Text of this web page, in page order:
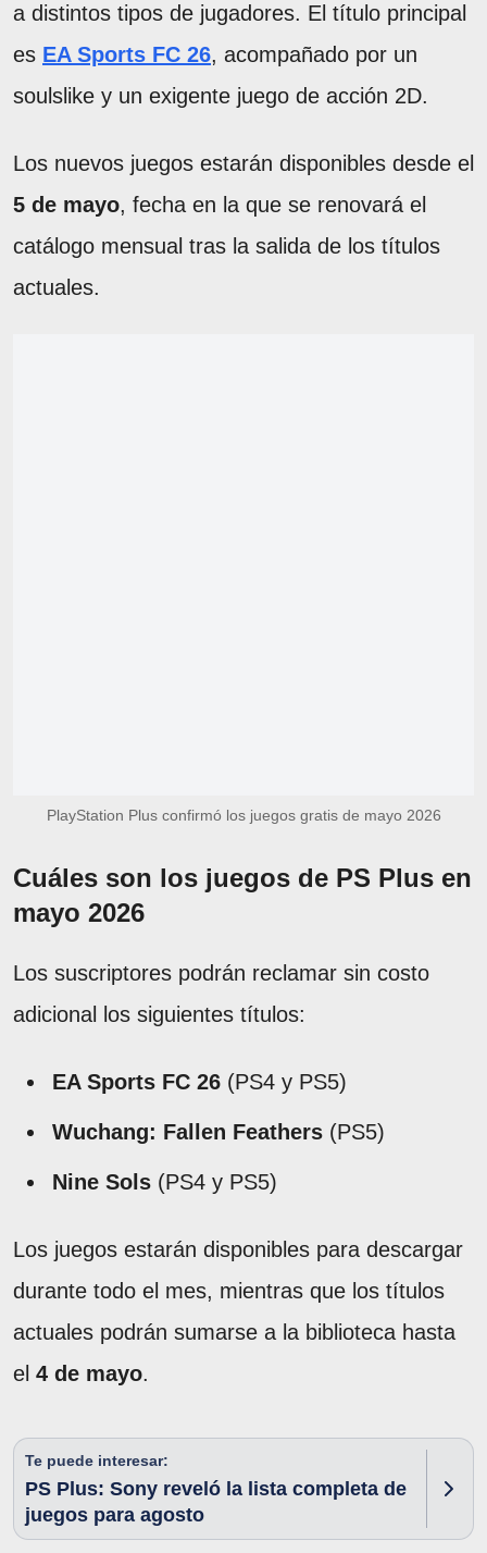
a distintos tipos de jugadores. El título principal
es EA Sports FC 26, acompañado por un
soulslike y un exigente juego de acción 2D.
Los nuevos juegos estarán disponibles desde el
5 de mayo, fecha en la que se renovará el
catálogo mensual tras la salida de los títulos
actuales.
PlayStation Plus confirmó los juegos gratis de mayo 2026
Cuáles son los juegos de PS Plus en
mayo 2026
Los suscriptores podrán reclamar sin costo
adicional los siguientes títulos:
EA Sports FC 26 (PS4 y PS5)
Wuchang: Fallen Feathers (PS5)
Nine Sols (PS4 y PS5)
Los juegos estarán disponibles para descargar
durante todo el mes, mientras que los títulos
actuales podrán sumarse a la biblioteca hasta
el 4 de mayo.
Te puede interesar:
PS Plus: Sony reveló la lista completa de
juegos para agosto